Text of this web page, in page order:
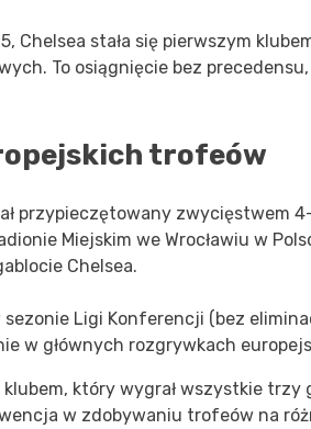
Chelsea stała się pierwszym
To osiągnięcie bez
trofeów
przypieczętowany zwycięstwem
Miejskim we Wrocławiu w
Chelsea.
sezonie Ligi Konferencji (bez
w głównych rozgrywkach
który wygrał wszystkie trzy
w zdobywaniu trofeów na